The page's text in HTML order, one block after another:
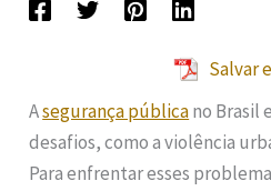
Salvar
Asegurança públicano Brasil
desafios, como a violência
Para enfrentar esses